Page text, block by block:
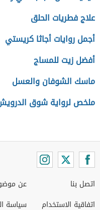
علاج فطريات الحلق
أجمل روايات أجاثا كريستي
أفضل زيت للمساج
ماسك الشوفان والعسل
ملخص لرواية شوق
اتصل بنا
اتفاقية الاستخدام
عن
سياسة